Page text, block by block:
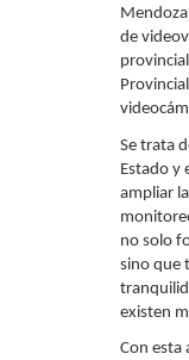
de
Se trata
Estado y
ampliar
no solo
sino que
existen
Con esta